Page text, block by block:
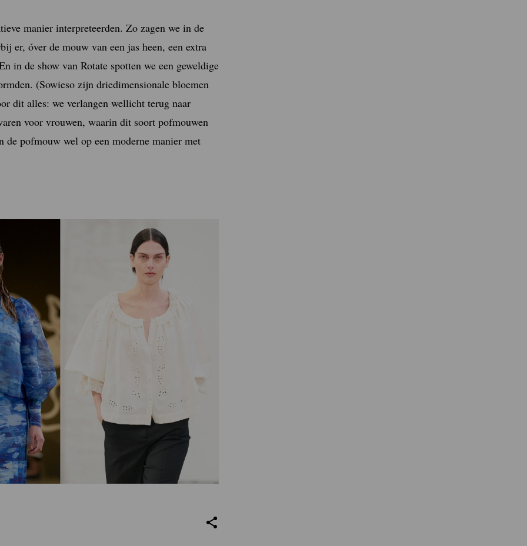
manier interpreteerden. Zo zagen we in de
er, óver de mouw van een jas heen, een extra
in de show van Rotate spotten we een geweldige
(Sowieso zijn driedimensionale bloemen
dit alles: we verlangen wellicht terug naar
voor vrouwen, waarin dit soort pofmouwen
pofmouw wel op een moderne manier met